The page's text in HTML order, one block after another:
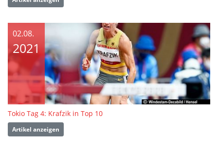
02.08.
2021
Tokio Tag 4: Krafzik in Top 10
Artikel anzeigen